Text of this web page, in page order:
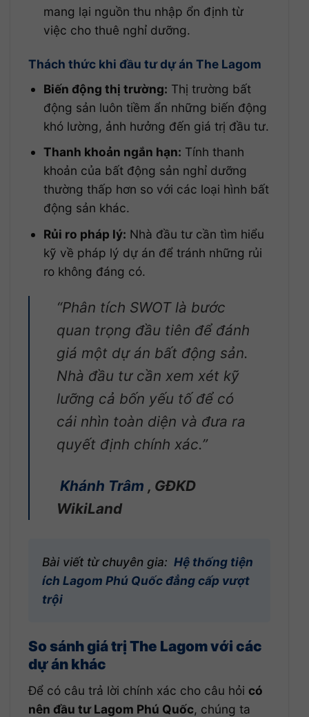
mang lại nguồn thu nhập ổn định từ
việc cho thuê nghỉ dưỡng.
Thách thức khi đầu tư dự án The Lagom
Biến động thị trường: Thị trường bất
động sản luôn tiềm ẩn những biến động
khó lường, ảnh hưởng đến giá trị đầu tư.
Thanh khoản ngắn hạn: Tính thanh
khoản của bất động sản nghỉ dưỡng
thường thấp hơn so với các loại hình bất
động sản khác.
Rủi ro pháp lý: Nhà đầu tư cần tìm hiểu
kỹ về pháp lý dự án để tránh những rủi
ro không đáng có.
“Phân tích SWOT là bước
quan trọng đầu tiên để đánh
giá một dự án bất động sản.
Nhà đầu tư cần xem xét kỹ
lưỡng cả bốn yếu tố để có
cái nhìn toàn diện và đưa ra
quyết định chính xác.”
Khánh Trâm , GĐKD
WikiLand
Bài viết từ chuyên gia: Hệ thống tiện
ích Lagom Phú Quốc đẳng cấp vượt
trội
So sánh giá trị The Lagom với các
dự án khác
Để có câu trả lời chính xác cho câu hỏi có
nên đầu tư Lagom Phú Quốc, chúng ta